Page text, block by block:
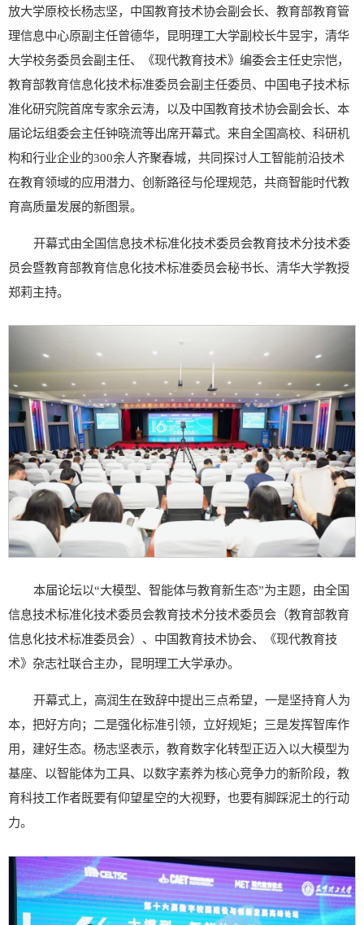
放大学原校长杨志坚，中国教育技术协会副会长、教育部教育管
理信息中心原副主任曾德华，昆明理工大学副校长牛昱宇，清华
大学校务委员会副主任、《现代教育技术》编委会主任史宗恺，
教育部教育信息化技术标准委员会副主任委员、中国电子技术标
准化研究院首席专家余云涛，以及中国教育技术协会副会长、本
届论坛组委会主任钟晓流等出席开幕式。来自全国高校、科研机
构和行业企业的300余人齐聚春城，共同探讨人工智能前沿技术
在教育领域的应用潜力、创新路径与伦理规范，共商智能时代教
育高质量发展的新图景。
开幕式由全国信息技术标准化技术委员会教育技术分技术委
员会暨教育部教育信息化技术标准委员会秘书长、清华大学教授
郑莉主持。
本届论坛以“大模型、智能体与教育新生态”为主题，由全国
信息技术标准化技术委员会教育技术分技术委员会（教育部教育
信息化技术标准委员会）、中国教育技术协会、《现代教育技
术》杂志社联合主办，昆明理工大学承办。
开幕式上，高润生在致辞中提出三点希望，一是坚持育人为
本，把好方向；二是强化标准引领，立好规矩；三是发挥智库作
用，建好生态。杨志坚表示，教育数字化转型正迈入以大模型为
基座、以智能体为工具、以数字素养为核心竞争力的新阶段，教
育科技工作者既要有仰望星空的大视野，也要有脚踩泥土的行动
力。